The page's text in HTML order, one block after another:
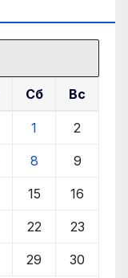
Сб Вс
1 2
8 9
15 16
22 23
29 30